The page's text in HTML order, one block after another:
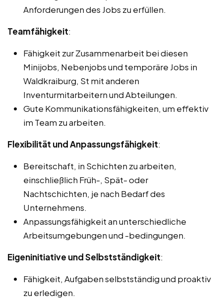
Anforderungen des Jobs zu erfüllen.
Teamfähigkeit:
Fähigkeit zur Zusammenarbeit bei diesen
Minijobs, Nebenjobs und temporäre Jobs in
Waldkraiburg, St mit anderen
Inventurmitarbeitern und Abteilungen.
Gute Kommunikationsfähigkeiten, um effektiv
im Team zu arbeiten.
Flexibilität und Anpassungsfähigkeit:
Bereitschaft, in Schichten zu arbeiten,
einschließlich Früh-, Spät- oder
Nachtschichten, je nach Bedarf des
Unternehmens.
Anpassungsfähigkeit an unterschiedliche
Arbeitsumgebungen und -bedingungen.
Eigeninitiative und Selbstständigkeit:
Fähigkeit, Aufgaben selbstständig und proaktiv
zu erledigen.